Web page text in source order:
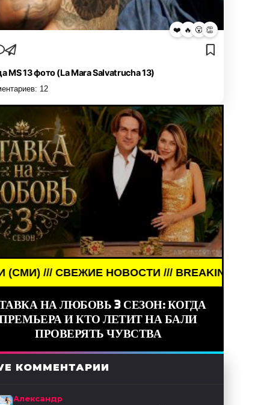
❤️ 🔥 😮 👏
MS 13 фото (La Mara Salvatrucha 13)
12
/// BREAKING NEWS /// НОВОСТИ
НА ЛЮБОВЬ 3 СЕЗОН: КОГДА
И КТО ЛЕТИТ НА БАЛИ
ПРОВЕРЯТЬ ЧУВСТВА
КОММЕНТАРИИ
Александр